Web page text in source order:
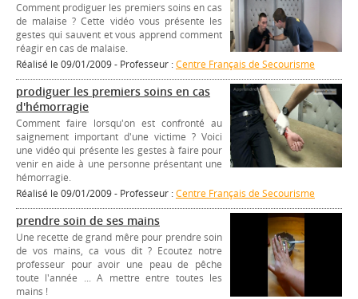
Comment prodiguer les premiers soins en cas
de malaise ? Cette vidéo vous présente les
gestes qui sauvent et vous apprend comment
réagir en cas de malaise.
Réalisé le 09/01/2009 - Professeur :Centre Français de Secourisme
prodiguer les premiers soins en cas
d'hémorragie
Comment faire lorsqu'on est confronté au
saignement important d'une victime ? Voici
une vidéo qui présente les gestes à faire pour
venir en aide à une personne présentant une
hémorragie.
Réalisé le 09/01/2009 - Professeur :Centre Français de Secourisme
prendre soin de ses mains
Une recette de grand mêre pour prendre soin
de vos mains, ca vous dit ? Ecoutez notre
professeur pour avoir une peau de pêche
toute l'année ... A mettre entre toutes les
mains !